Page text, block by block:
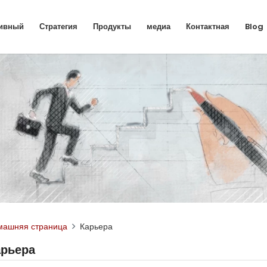
Стратегия Продукты медиа Контактная Blog
страница Карьера